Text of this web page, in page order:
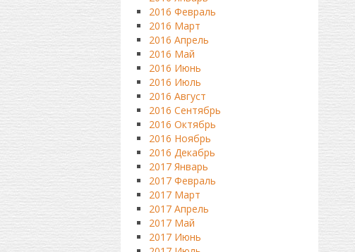
2016 Февраль
2016 Март
2016 Апрель
2016 Май
2016 Июнь
2016 Июль
2016 Август
2016 Сентябрь
2016 Октябрь
2016 Ноябрь
2016 Декабрь
2017 Январь
2017 Февраль
2017 Март
2017 Апрель
2017 Май
2017 Июнь